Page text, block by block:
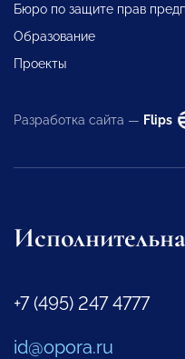
Бюро по защите прав
Образование
Проекты
Разработка сайта — Flips
+7 (495) 247 4777
id@opora.ru